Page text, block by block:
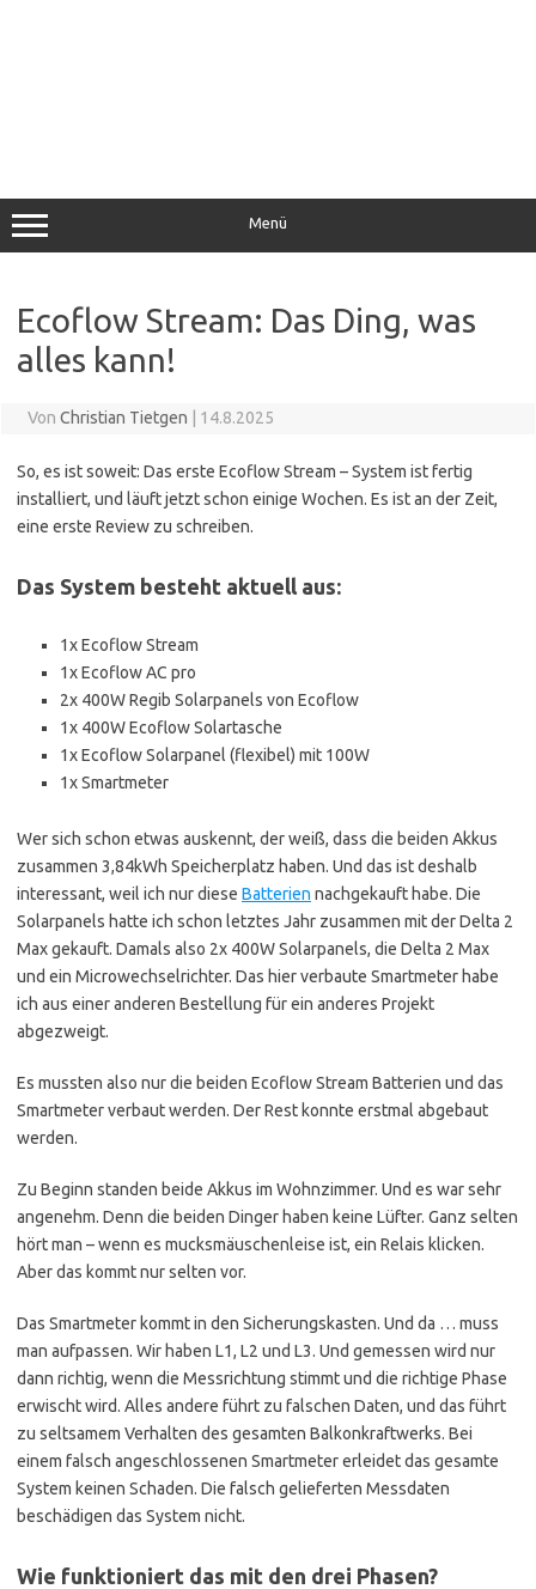
Menü
Ecoflow Stream: Das Ding, was
alles kann!
Von Christian Tietgen | 14.8.2025
So, es ist soweit: Das erste Ecoflow Stream – System ist fertig
installiert, und läuft jetzt schon einige Wochen. Es ist an der Zeit,
eine erste Review zu schreiben.
Das System besteht aktuell aus:
1x Ecoflow Stream
1x Ecoflow AC pro
2x 400W Regib Solarpanels von Ecoflow
1x 400W Ecoflow Solartasche
1x Ecoflow Solarpanel (flexibel) mit 100W
1x Smartmeter
Wer sich schon etwas auskennt, der weiß, dass die beiden Akkus
zusammen 3,84kWh Speicherplatz haben. Und das ist deshalb
interessant, weil ich nur diese Batterien nachgekauft habe. Die
Solarpanels hatte ich schon letztes Jahr zusammen mit der Delta 2
Max gekauft. Damals also 2x 400W Solarpanels, die Delta 2 Max
und ein Microwechselrichter. Das hier verbaute Smartmeter habe
ich aus einer anderen Bestellung für ein anderes Projekt
abgezweigt.
Es mussten also nur die beiden Ecoflow Stream Batterien und das
Smartmeter verbaut werden. Der Rest konnte erstmal abgebaut
werden.
Zu Beginn standen beide Akkus im Wohnzimmer. Und es war sehr
angenehm. Denn die beiden Dinger haben keine Lüfter. Ganz selten
hört man – wenn es mucksmäuschenleise ist, ein Relais klicken.
Aber das kommt nur selten vor.
Das Smartmeter kommt in den Sicherungskasten. Und da … muss
man aufpassen. Wir haben L1, L2 und L3. Und gemessen wird nur
dann richtig, wenn die Messrichtung stimmt und die richtige Phase
erwischt wird. Alles andere führt zu falschen Daten, und das führt
zu seltsamem Verhalten des gesamten Balkonkraftwerks. Bei
einem falsch angeschlossenen Smartmeter erleidet das gesamte
System keinen Schaden. Die falsch gelieferten Messdaten
beschädigen das System nicht.
Wie funktioniert das mit den drei Phasen?